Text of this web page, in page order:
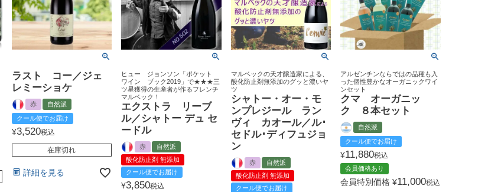
ラスト コー／ジェ
レミーショケ
赤
自然派
クール便でお届け
¥3,520税込
在庫切れ
詳細を見る
ヒュー ジョンソン「ポケット
ワイン ブック2019」で★★★三
ツ星獲得の生産者が作るフレンチ
マルベック！
エクストラ リーブ
ル／シャトー デュ セ
ードル
赤
自然派
酸化防止剤 無添加
クール便でお届け
¥3,850税込
マルベックの天才醸造家による、
酸化防止剤無添加のグッと濃いヤ
ツ
シャトー・オー・モ
ンプレジール ラン
ヴィ カオール／ル･
セドル･ディフュジョ
ン
赤
自然派
酸化防止剤 無添加
クール便でお届け
アルゼンチンならではの品種も入
った個性豊かなオーガニックワイ
ンセット
クマ オーガニッ
ク ８本セット
自然派
クール便でお届け
¥11,880税込
会員価格あり
会員特別価格 ¥11,000税込